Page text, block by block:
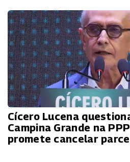
Cícero Lucena
Campina Grande na
promete cancelar